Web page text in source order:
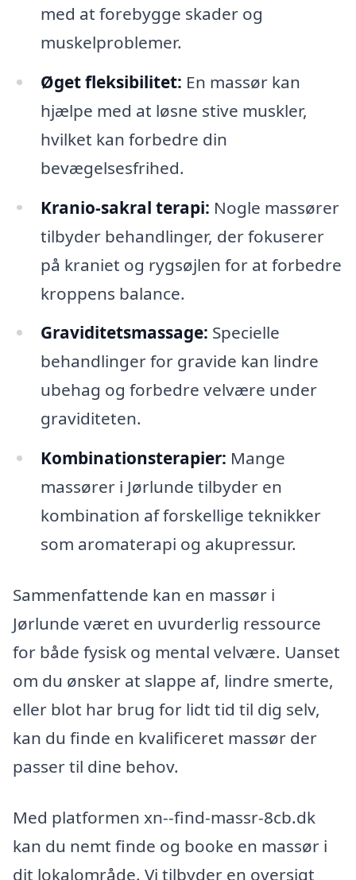
med at forebygge skader og
muskelproblemer.
Øget fleksibilitet: En massør kan
hjælpe med at løsne stive muskler,
hvilket kan forbedre din
bevægelsesfrihed.
Kranio-sakral terapi: Nogle massører
tilbyder behandlinger, der fokuserer
på kraniet og rygsøjlen for at forbedre
kroppens balance.
Graviditetsmassage: Specielle
behandlinger for gravide kan lindre
ubehag og forbedre velvære under
graviditeten.
Kombinationsterapier: Mange
massører i Jørlunde tilbyder en
kombination af forskellige teknikker
som aromaterapi og akupressur.
Sammenfattende kan en massør i
Jørlunde været en uvurderlig ressource
for både fysisk og mental velvære. Uanset
om du ønsker at slappe af, lindre smerte,
eller blot har brug for lidt tid til dig selv,
kan du finde en kvalificeret massør der
passer til dine behov.
Med platformen xn--find-massr-8cb.dk
kan du nemt finde og booke en massør i
dit lokalområde. Vi tilbyder en oversigt